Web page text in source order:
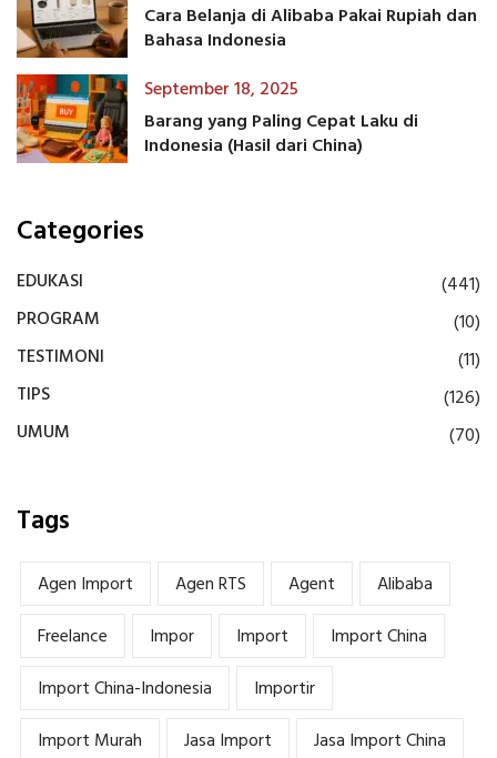
Cara Belanja di Alibaba Pakai Rupiah dan
Bahasa Indonesia
September 18, 2025
Barang yang Paling Cepat Laku di
Indonesia (Hasil dari China)
Categories
EDUKASI
(441)
PROGRAM
(10)
TESTIMONI
(11)
TIPS
(126)
UMUM
(70)
Tags
Agen Import Agen RTS Agent
Alibaba
Freelance
Impor Import
Import China
Import China-Indonesia
Importir
Import Murah
Jasa Import
Jasa Import China